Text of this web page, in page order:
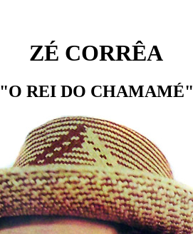
ZÉ CORRÊA
"O REI DO CHAMAMÉ"